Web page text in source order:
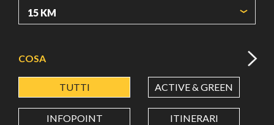
LATITUDINE
COSA
TUTTI ACTIVE & GREEN
INFOPOINT ITINERARI